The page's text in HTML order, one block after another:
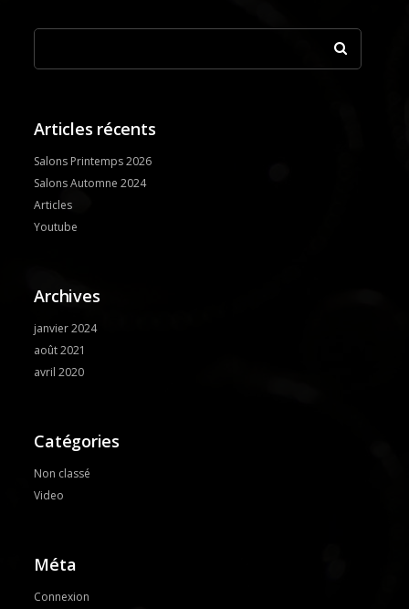
Articles récents
Salons Printemps 2026
Salons Automne 2024
Articles
Youtube
Archives
janvier 2024
août 2021
avril 2020
Catégories
Non classé
Video
Méta
Connexion